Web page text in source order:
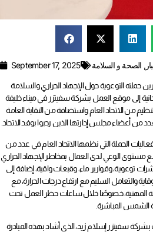
September 17, 2025 , الصحة و السلامة
حملته التوعوية حول الإجهاد الحراري والسلامة
إلى موقع العمل بشركة سفيتزر في ميناء خليفة
سبتمبر 2025، وذلك بتنظيم من الاتحاد العام واستضافة من النقابة العامة
من أعضاء مجلس إدارتها الذين رحبوا بوفد الاتحاد.
الحملة التي نظمها الاتحاد العام في عدد من
مستوى الوعي لدى العمال بمخاطر الإجهاد الحراري
وقوارير ماء، وقبعات واقية، إضافة إلى
والتعامل السليم مع ارتفاع درجات الحرارة، مع
المهنية، خصوصًا خلال ساعات حظر العمل تحت
الشمس المباشرة.
سفيتزر إسلام زيد، الذي أشاد بهذه المبادرة